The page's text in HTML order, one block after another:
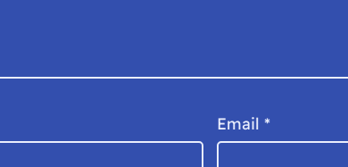
Email *